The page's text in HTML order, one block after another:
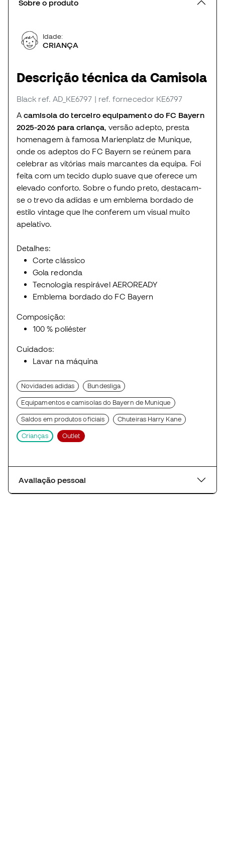
Sobre o produto
Idade:
CRIANÇA
Descrição técnica da Camisola
Black ref. AD_KE6797 | ref. fornecedor KE6797
A camisola do terceiro equipamento do FC Bayern
2025-2026 para criança, versão adepto, presta
homenagem à famosa Marienplatz de Munique,
onde os adeptos do FC Bayern se reúnem para
celebrar as vitórias mais marcantes da equipa. Foi
feita com um tecido duplo suave que oferece um
elevado conforto. Sobre o fundo preto, destacam-
se o trevo da adidas e um emblema bordado de
estilo vintage que lhe conferem um visual muito
apelativo.
Detalhes:
Corte clássico
Gola redonda
Tecnologia respirável AEROREADY
Emblema bordado do FC Bayern
Composição:
100 % poliéster
Cuidados:
Lavar na máquina
Novidades adidas Bundesliga
Equipamentos e camisolas do Bayern de Munique
Saldos em produtos oficiais Chuteiras Harry Kane
Crianças Outlet
Avaliação pessoal